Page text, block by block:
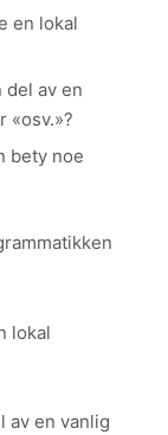
en lokal
del av en
«osv.»?
bety noe
lokal
av en vanlig